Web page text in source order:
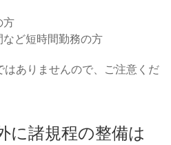
方
ど短時間勤務の方
はありませんので、ご注意くだ
に諸規程の整備は